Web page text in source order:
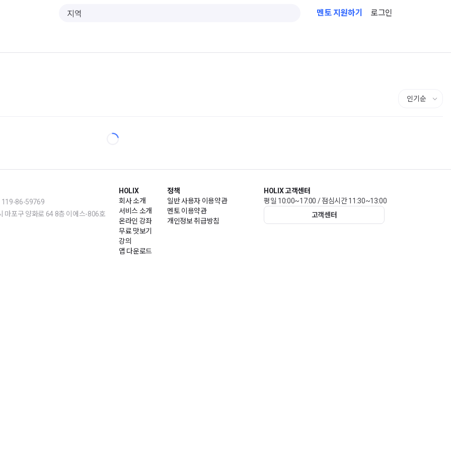
멘토 지원하기 로그인
HOLIX
회사 소개
서비스 소개
온라인 강좌
무료 맛보기
강의
앱 다운로드
정책
일반 사용자 이용약관
멘토 이용약관
개인정보 취급방침
HOLIX 고객센터
평일 10:00~17:00 / 점심시간 11:30~13:00
고객센터
119-86-59769
마포구 양화로 64 8층 이에스-806호